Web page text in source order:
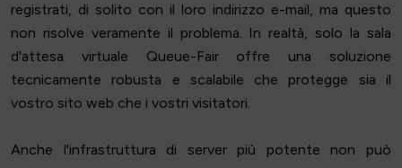
registrati, di solito con il loro indirizzo e-mail, ma questo
non risolve veramente il problema. In realtà, solo la sala
d'attesa virtuale Queue-Fair offre una soluzione
tecnicamente robusta e scalabile che protegge sia il
vostro sito web che i vostri visitatori.
Anche l'infrastruttura di server più potente non può